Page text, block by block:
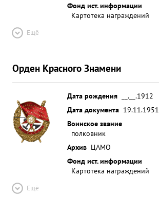
Фонд ист. информации
Картотека награждений
Ещё
Орден Красного Знамени
Дата рождения
__.__.1912
Дата документа 19.11.1951
Воинское звание
полковник
Архив ЦАМО
Фонд ист. информации
Картотека награждений
Ещё